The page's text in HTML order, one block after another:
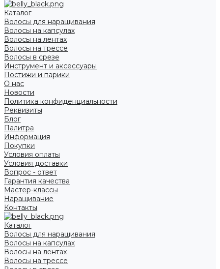
Каталог
Волосы для наращивания
Волосы на капсулах
Волосы на лентах
Волосы на трессе
Волосы в срезе
Инструмент и аксессуары
Постижи и парики
О нас
Новости
Политика конфиденциальности
Реквизиты
Блог
Палитра
Информация
Покупки
Условия оплаты
Условия доставки
Вопрос - ответ
Гарантия качества
Мастер-классы
Наращивание
Контакты
Каталог
Волосы для наращивания
Волосы на капсулах
Волосы на лентах
Волосы на трессе